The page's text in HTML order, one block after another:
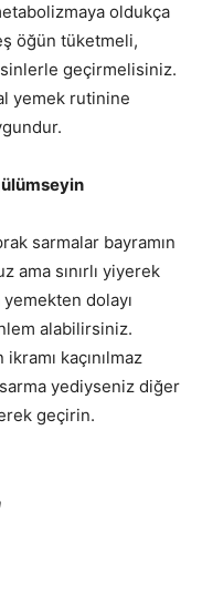
oldukça
öğün tüketmeli,
geçirmelisiniz.
yemek rutinine
sarmalar bayramın
ama sınırlı yiyerek
dolayı
alabilirsiniz.
kaçınılmaz
yediyseniz diğer
geçirin.